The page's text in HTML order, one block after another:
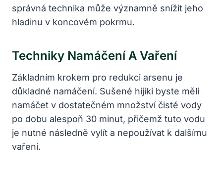
správná technika může významně snížit jeho
hladinu v koncovém pokrmu.
Techniky Namáčení A Vaření
Základním krokem pro redukci arsenu je
důkladné namáčení. Sušené hijiki byste měli
namáčet v dostatečném množství čisté vody
po dobu alespoň 30 minut, přičemž tuto vodu
je nutné následně vylít a nepoužívat k dalšímu
vaření.